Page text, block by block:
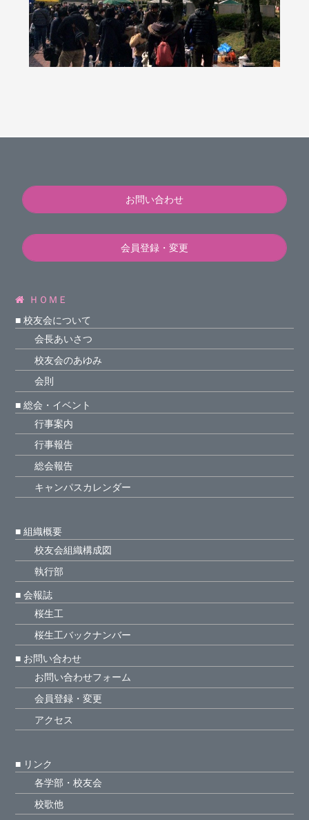
お問い合わせ
会員登録・変更
ＨＯＭＥ
■ 校友会について
会長あいさつ
校友会のあゆみ
会則
■ 総会・イベント
行事案内
行事報告
総会報告
キャンパスカレンダー
■ 組織概要
校友会組織構成図
執行部
■ 会報誌
桜生工
桜生工バックナンバー
■ お問い合わせ
お問い合わせフォーム
会員登録・変更
アクセス
■ リンク
各学部・校友会
校歌他